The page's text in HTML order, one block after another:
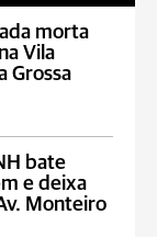
morta
Vila
Grossa
bate
e deixa
Monteiro